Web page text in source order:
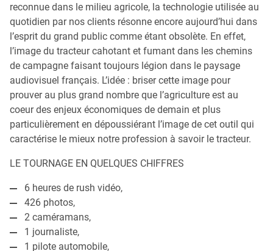
reconnue dans le milieu agricole, la technologie utilisée au
quotidien par nos clients résonne encore aujourd’hui dans
l’esprit du grand public comme étant obsolète. En effet,
l’image du tracteur cahotant et fumant dans les chemins
de campagne faisant toujours légion dans le paysage
audiovisuel français. L’idée : briser cette image pour
prouver au plus grand nombre que l’agriculture est au
coeur des enjeux économiques de demain et plus
particulièrement en dépoussiérant l’image de cet outil qui
caractérise le mieux notre profession à savoir le tracteur.
LE TOURNAGE EN QUELQUES CHIFFRES
6 heures de rush vidéo,
426 photos,
2 caméramans,
1 journaliste,
1 pilote automobile,